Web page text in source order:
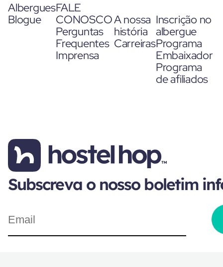
Albergues
Blogue
FALE
CONOSCO
Perguntas
Frequentes
Imprensa
A nossa
história
Carreiras
Inscrição no
albergue
Programa
Embaixador
Programa
de afiliados
Subscreva o nosso boletim